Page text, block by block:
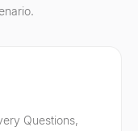
Questions,